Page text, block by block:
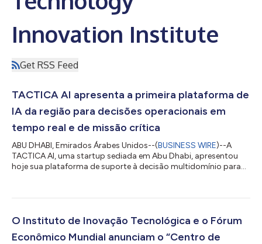
Innovation Institute
Get RSS Feed
TACTICA AI apresenta a primeira plataforma de
IA da região para decisões operacionais em
tempo real e de missão crítica
ABU DHABI, Emirados Árabes Unidos--(BUSINESS WIRE)--A
TACTICA AI, uma startup sediada em Abu Dhabi, apresentou
hoje sua plataforma de suporte à decisão multidomínio para
operacional e pressão para tomar decisões mais rápidas e bem
dados fragmentados de inteligência, sensores e operações em
decisões em tempo real. Já em operação em ambie...
O Instituto de Inovação Tecnológica e o Fórum
Econômico Mundial anunciam o “Centro de